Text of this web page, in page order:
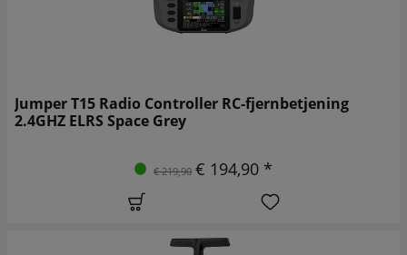
Jumper T15 Radio Controller RC-fjernbetjening
2.4GHZ ELRS Space Grey
€ 219,90 € 194,90 *